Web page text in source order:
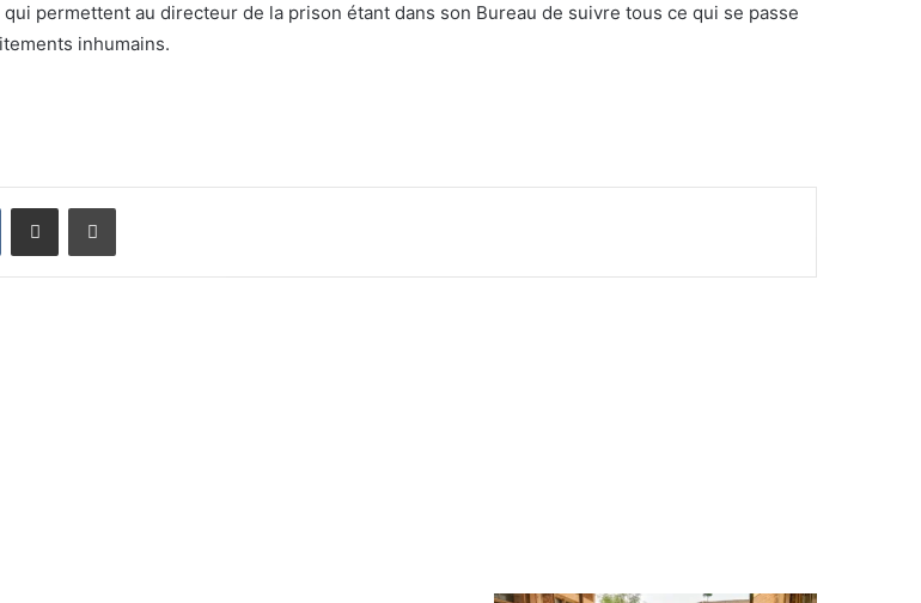
permettent au directeur de la prison étant dans son Bureau de suivre tous ce qui se passe
inhumains.